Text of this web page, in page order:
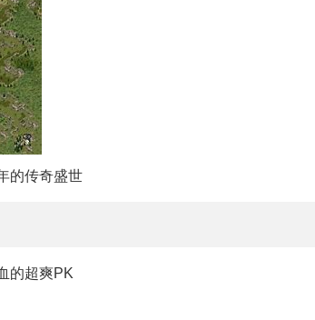
的传奇盛世
的超爽PK